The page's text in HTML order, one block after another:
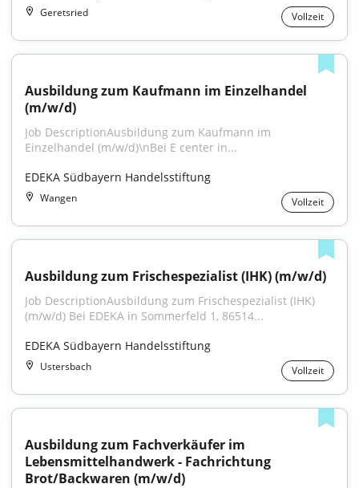
Geretsried Vollzeit
Ausbildung zum Kaufmann im Einzelhandel
(m/w/d)
Job DescriptionAusbildung zum Kaufmann im
Einzelhandel (m/w/d)\nBei E center in...
EDEKA Südbayern Handelsstiftung
Wangen Vollzeit
Ausbildung zum Frischespezialist (IHK) (m/w/d)
Job DescriptionAusbildung zum Frischespezialist (IHK)
(m/w/d) Bei EDEKA in Sommerfeld 1, 86514...
EDEKA Südbayern Handelsstiftung
Ustersbach Vollzeit
Ausbildung zum Fachverkäufer im
Lebensmittelhandwerk - Fachrichtung
Brot/Backwaren (m/w/d)